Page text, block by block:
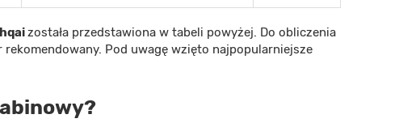
została przedstawiona w tabeli powyżej. Do obliczenia
Pod uwagę wzięto najpopularniejsze